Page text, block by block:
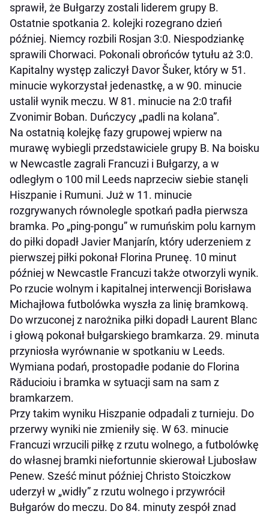
sprawił, że Bułgarzy zostali liderem grupy B.
Ostatnie spotkania 2. kolejki rozegrano dzień
później. Niemcy rozbili Rosjan 3:0. Niespodziankę
sprawili Chorwaci. Pokonali obrońców tytułu aż 3:0.
Kapitalny występ zaliczył Davor Šuker, który w 51.
minucie wykorzystał jedenastkę, a w 90. minucie
ustalił wynik meczu. W 81. minucie na 2:0 trafił
Zvonimir Boban. Duńczycy „padli na kolana”.
Na ostatnią kolejkę fazy grupowej wpierw na
murawę wybiegli przedstawiciele grupy B. Na boisku
w Newcastle zagrali Francuzi i Bułgarzy, a w
odległym o 100 mil Leeds naprzeciw siebie stanęli
Hiszpanie i Rumuni. Już w 11. minucie
rozgrywanych równolegle spotkań padła pierwsza
bramka. Po „ping-pongu” w rumuńskim polu karnym
do piłki dopadł Javier Manjarín, który uderzeniem z
pierwszej piłki pokonał Florina Pruneę. 10 minut
później w Newcastle Francuzi także otworzyli wynik.
Po rzucie wolnym i kapitalnej interwencji Borisława
Michajłowa futbolówka wyszła za linię bramkową.
Do wrzuconej z narożnika piłki dopadł Laurent Blanc
i głową pokonał bułgarskiego bramkarza. 29. minuta
przyniosła wyrównanie w spotkaniu w Leeds.
Wymiana podań, prostopadłe podanie do Florina
Răducioiu i bramka w sytuacji sam na sam z
bramkarzem.
Przy takim wyniku Hiszpanie odpadali z turnieju. Do
przerwy wyniki nie zmieniły się. W 63. minucie
Francuzi wrzucili piłkę z rzutu wolnego, a futbolówkę
do własnej bramki niefortunnie skierował Ljubosław
Penew. Sześć minut później Christo Stoiczkow
uderzył w „widły” z rzutu wolnego i przywrócił
Bułgarów do meczu. Do 84. minuty zespół znad